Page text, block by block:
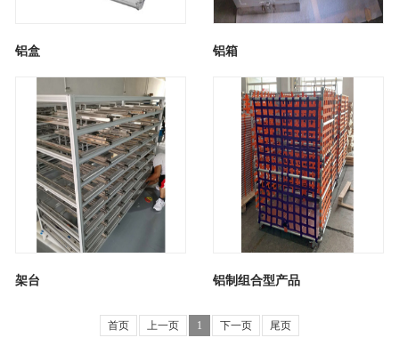
铝盒 铝箱
架台 铝制组合型产品
首页 上一页 1 下一页 尾页